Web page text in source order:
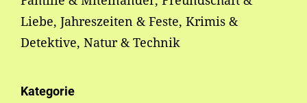
Liebe, Jahreszeiten & Feste, Krimis &
Detektive, Natur & Technik
Kategorie